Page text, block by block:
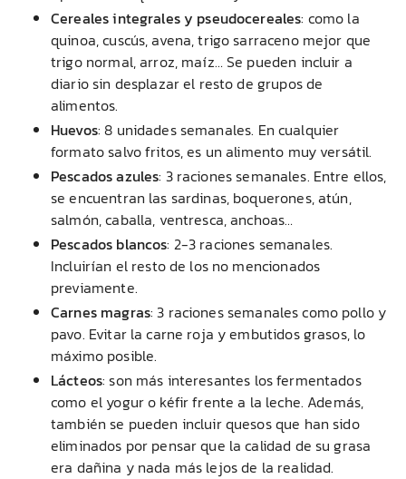
Cereales integrales y pseudocereales: como la
quinoa, cuscús, avena, trigo sarraceno mejor que
trigo normal, arroz, maíz… Se pueden incluir a
diario sin desplazar el resto de grupos de
alimentos.
Huevos: 8 unidades semanales. En cualquier
formato salvo fritos, es un alimento muy versátil.
Pescados azules: 3 raciones semanales. Entre ellos,
se encuentran las sardinas, boquerones, atún,
salmón, caballa, ventresca, anchoas…
Pescados blancos: 2-3 raciones semanales.
Incluirían el resto de los no mencionados
previamente.
Carnes magras: 3 raciones semanales como pollo y
pavo. Evitar la carne roja y embutidos grasos, lo
máximo posible.
Lácteos: son más interesantes los fermentados
como el yogur o kéfir frente a la leche. Además,
también se pueden incluir quesos que han sido
eliminados por pensar que la calidad de su grasa
era dañina y nada más lejos de la realidad.